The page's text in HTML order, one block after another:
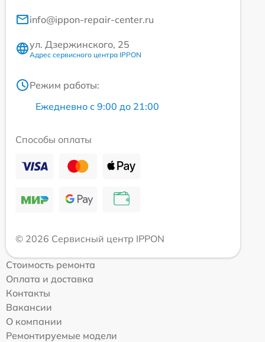
info@ippon-repair-center.ru
ул. Дзержинского, 25
Адрес сервисного центра IPPON
Режим работы:
Ежедневно с 9:00 до 21:00
Способы оплаты
© 2026 Сервисный центр IPPON
Стоимость ремонта
Оплата и доставка
Контакты
Вакансии
О компании
Ремонтируемые модели